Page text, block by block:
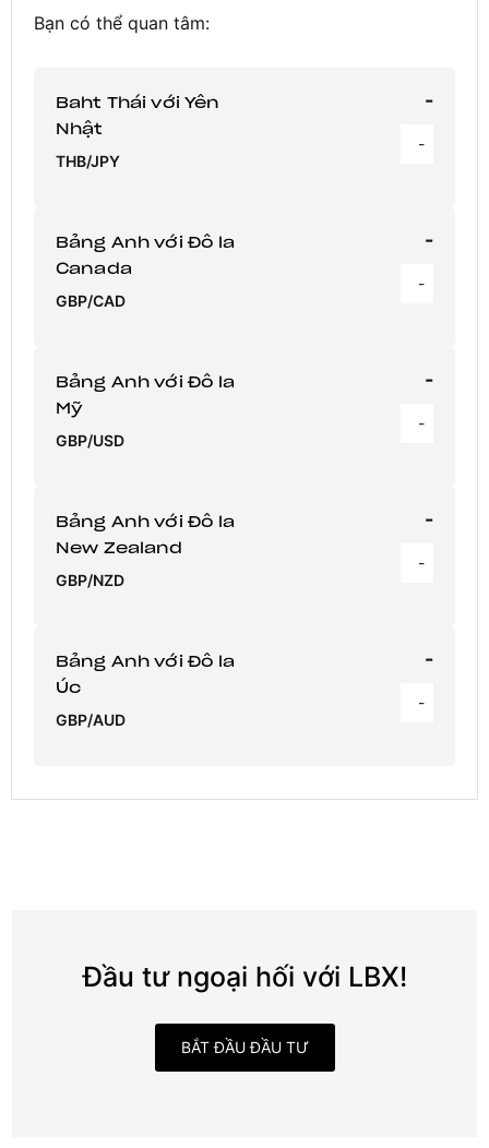
Bạn có thể quan tâm:
Baht Thái với Yên
Nhật
THB/JPY
-
-
Bảng Anh với Đô la
Canada
GBP/CAD
-
-
Bảng Anh với Đô la
Mỹ
GBP/USD
-
-
Bảng Anh với Đô la
New Zealand
GBP/NZD
-
-
Bảng Anh với Đô la
Úc
GBP/AUD
-
-
Đầu tư ngoại hối với LBX!
BẮT ĐẦU ĐẦU TƯ